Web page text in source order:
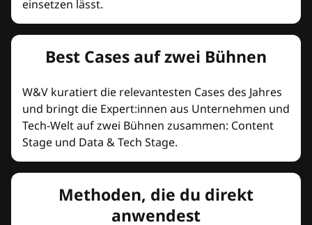
einsetzen lässt.
Best Cases auf zwei Bühnen
W&V kuratiert die relevantesten Cases des Jahres
und bringt die Expert:innen aus Unternehmen und
Tech-Welt auf zwei Bühnen zusammen: Content
Stage und Data & Tech Stage.
Methoden, die du direkt
anwendest